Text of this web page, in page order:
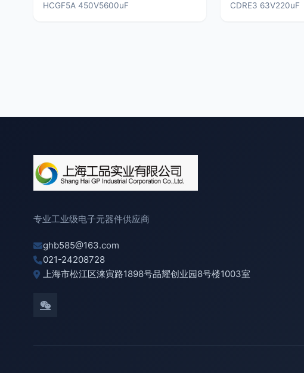
HCGF5A 450V5600uF CDRE3 63V220uF
专业工业级电子元器件供应商
ghb585@163.com
021-24208728
上海市松江区涞寅路1898号品耀创业园8号楼1003室